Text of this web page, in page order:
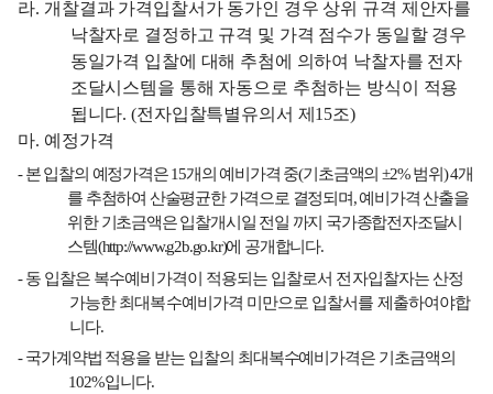
라. 개찰결과 가격입찰서가 동가인 경우 상위 규격 제안자를
낙찰자로 결정하고 규격 및 가격 점수가 동일할 경우
동일가격 입찰에 대해 추첨에 의하여 낙찰자를 전자
조달시스템을 통해 자동으로 추첨하는 방식이 적용
됩니다. (전자입찰특별유의서 제 15조)
마. 예정가격
-본 입찰의 예정가격은15개의 예비가격 중(기초금액의 ±2%범위) 4개
를 추첨하여 산술평균한 가격으로 결정되며,예비가격 산출을
위한 기초금액은 입찰개시일 전일 까지 국가종합전자조달시
스템(http://www.g2b.go.kr)에 공개합니다.
-동 입찰은 복수예비가격이 적용되는 입찰로서 전자입찰자는 산정
가능한 최대복수예비가격 미만으로 입찰서를 제출하여야합
니다.
-국가계약법 적용을 받는 입찰의 최대복수예비가격은 기초금액의
102%입니다.